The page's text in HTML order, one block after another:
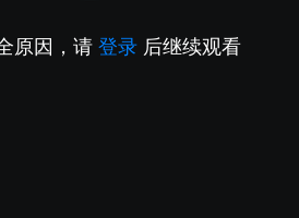
原因，请 登录 后继续观看